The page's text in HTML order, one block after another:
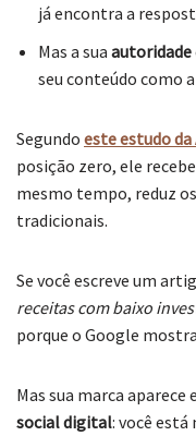
já encontra a
Mas a sua autoridade
seu conteúdo como
Segundo este estudo
posição zero, ele
mesmo tempo, reduz
tradicionais.
Se você escreve um
receitas com baixo
porque o Google
Mas sua marca aparece
social digital: você